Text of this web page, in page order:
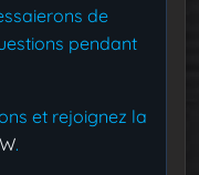
de
pendant
et rejoignez la
.